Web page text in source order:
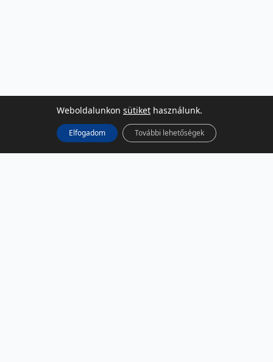
Weboldalunkon sütiket használunk.
Elfogadom További lehetőségek